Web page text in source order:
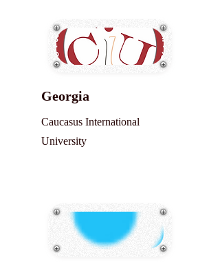
Georgia
Caucasus International
University